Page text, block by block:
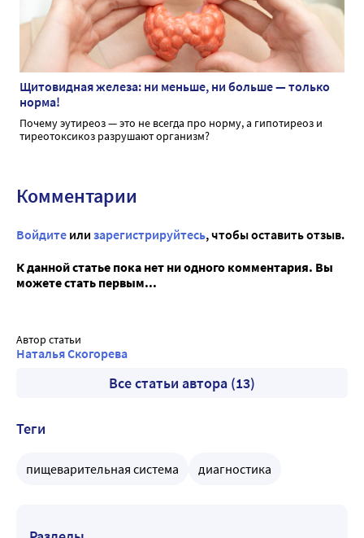
Щитовидная железа: ни меньше, ни больше — только
норма!
Почему эутиреоз — это не всегда про норму, а гипотиреоз и
тиреотоксикоз разрушают организм?
Комментарии
Войдите или зарегистрируйтесь, чтобы оставить отзыв.
К данной статье пока нет ни одного комментария. Вы
можете стать первым...
Автор статьи
Наталья Скогорева
Все статьи автора (13)
Теги
пищеварительная система диагностика